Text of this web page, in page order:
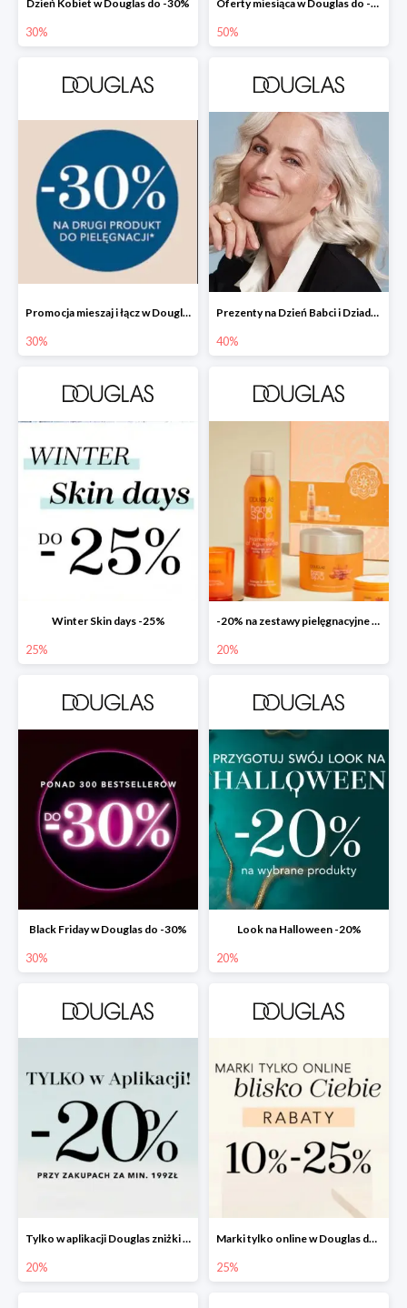
Dzień Kobiet w Douglas do -30%
30%
Oferty miesiąca w Douglas do -50%
50%
Promocja mieszaj i łącz w Douglas - drugi produkt -30%
30%
Prezenty na Dzień Babci i Dziadka w Douglas do -40%
40%
Winter Skin days -25%
25%
-20% na zestawy pielęgnacyjne w Douglas!
20%
Black Friday w Douglas do -30%
30%
Look na Halloween -20%
20%
Tylko w aplikacji Douglas zniżki -20%
20%
Marki tylko online w Douglas do -25%
25%